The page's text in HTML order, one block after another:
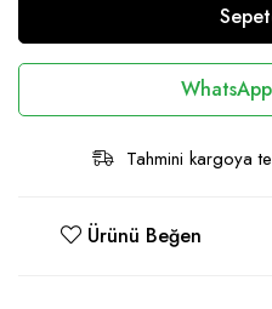
Tahmini kargoya
Ürünü Beğen